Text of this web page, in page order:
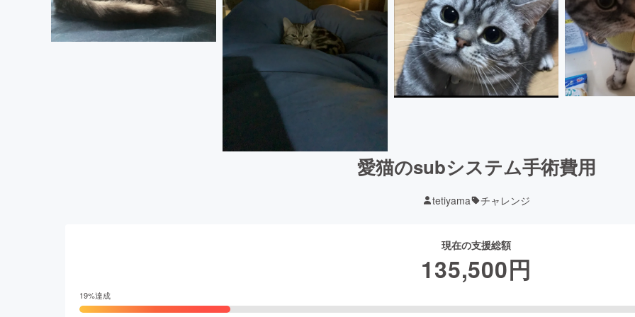
愛猫のsubシステム手術費用
tetiyama チャレンジ
現在の支援総額
135,500円
19%達成